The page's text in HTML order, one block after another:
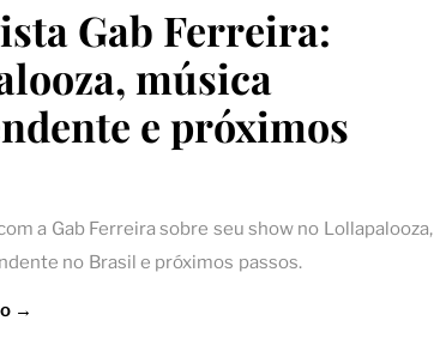
Gab Ferreira:
música
e próximos
a Gab Ferreira sobre seu show no Lollapalooza,
no Brasil e próximos passos.
→